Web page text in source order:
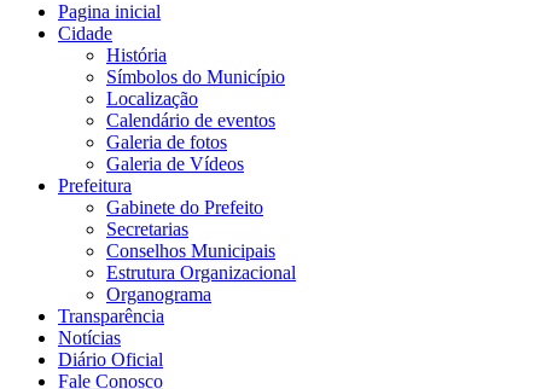
Pagina inicial
Cidade
História
Símbolos do Município
Localização
Calendário de eventos
Galeria de fotos
Galeria de Vídeos
Prefeitura
Gabinete do Prefeito
Secretarias
Conselhos Municipais
Estrutura Organizacional
Organograma
Transparência
Notícias
Diário Oficial
Fale Conosco